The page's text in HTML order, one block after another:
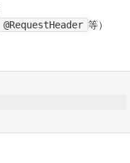
@RequestHeader 等）